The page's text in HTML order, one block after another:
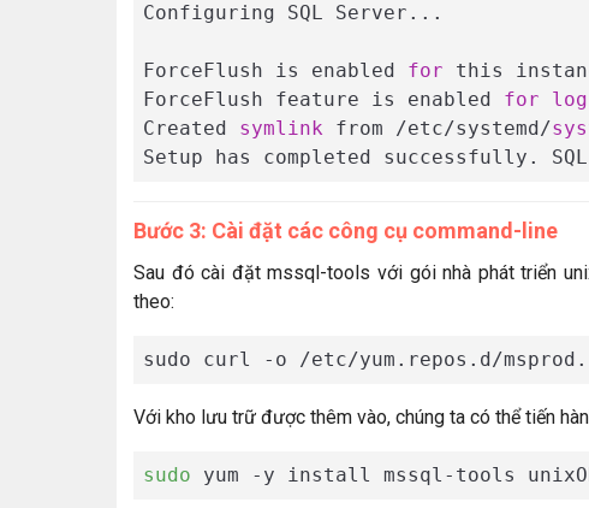
Configuring SQL Server...
ForceFlush is enabled for this
ForceFlush feature is enabled for log
Created symlink from /etc/systemd/
Setup has completed successfully.
Bước 3: Cài đặt các công cụ command-line
Sau đó cài đặt mssql-tools với gói nhà phát triển
theo:
sudo curl -o /etc/yum.repos.d/
Với kho lưu trữ được thêm vào, chúng ta có thể tiến
sudo yum -y install mssql-tools